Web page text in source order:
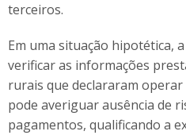
terceiros.
Em uma situação hipotética,
verificar as informações
rurais que declararam
pode averiguar ausência de
pagamentos, qualificando a